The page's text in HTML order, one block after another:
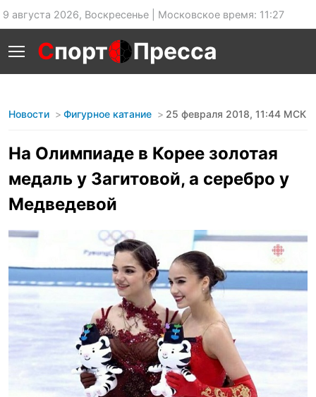
9 августа 2026, Воскресенье | Московское время: 11:27
Спорт Пресса
Новости Фигурное катание 25 февраля 2018, 11:44 МСК
На Олимпиаде в Корее золотая
медаль у Загитовой, а серебро у
Медведевой